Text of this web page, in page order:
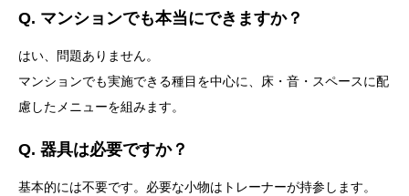
Q. マンションでも本当にできますか？
はい、問題ありません。
マンションでも実施できる種目を中心に、床・音・スペースに配
慮したメニューを組みます。
Q. 器具は必要ですか？
基本的には不要です。必要な小物はトレーナーが持参します。